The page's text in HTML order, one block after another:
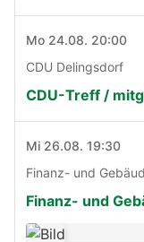
Mo 24.08. 20:00
CDU Delingsdorf
CDU-Treff /
Mi 26.08. 19:30
Finanz- und
Finanz- und